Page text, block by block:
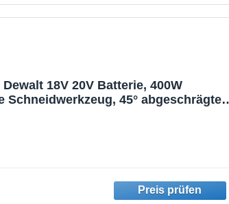
18V 20V Batterie, 400W
Schneidwerkzeug, 45° abgeschrägte